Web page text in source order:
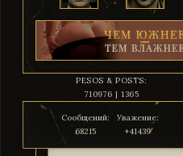
PESOS & POSTS:
710976 | 1365
Сообщений:
68215
Уважение:
+41439